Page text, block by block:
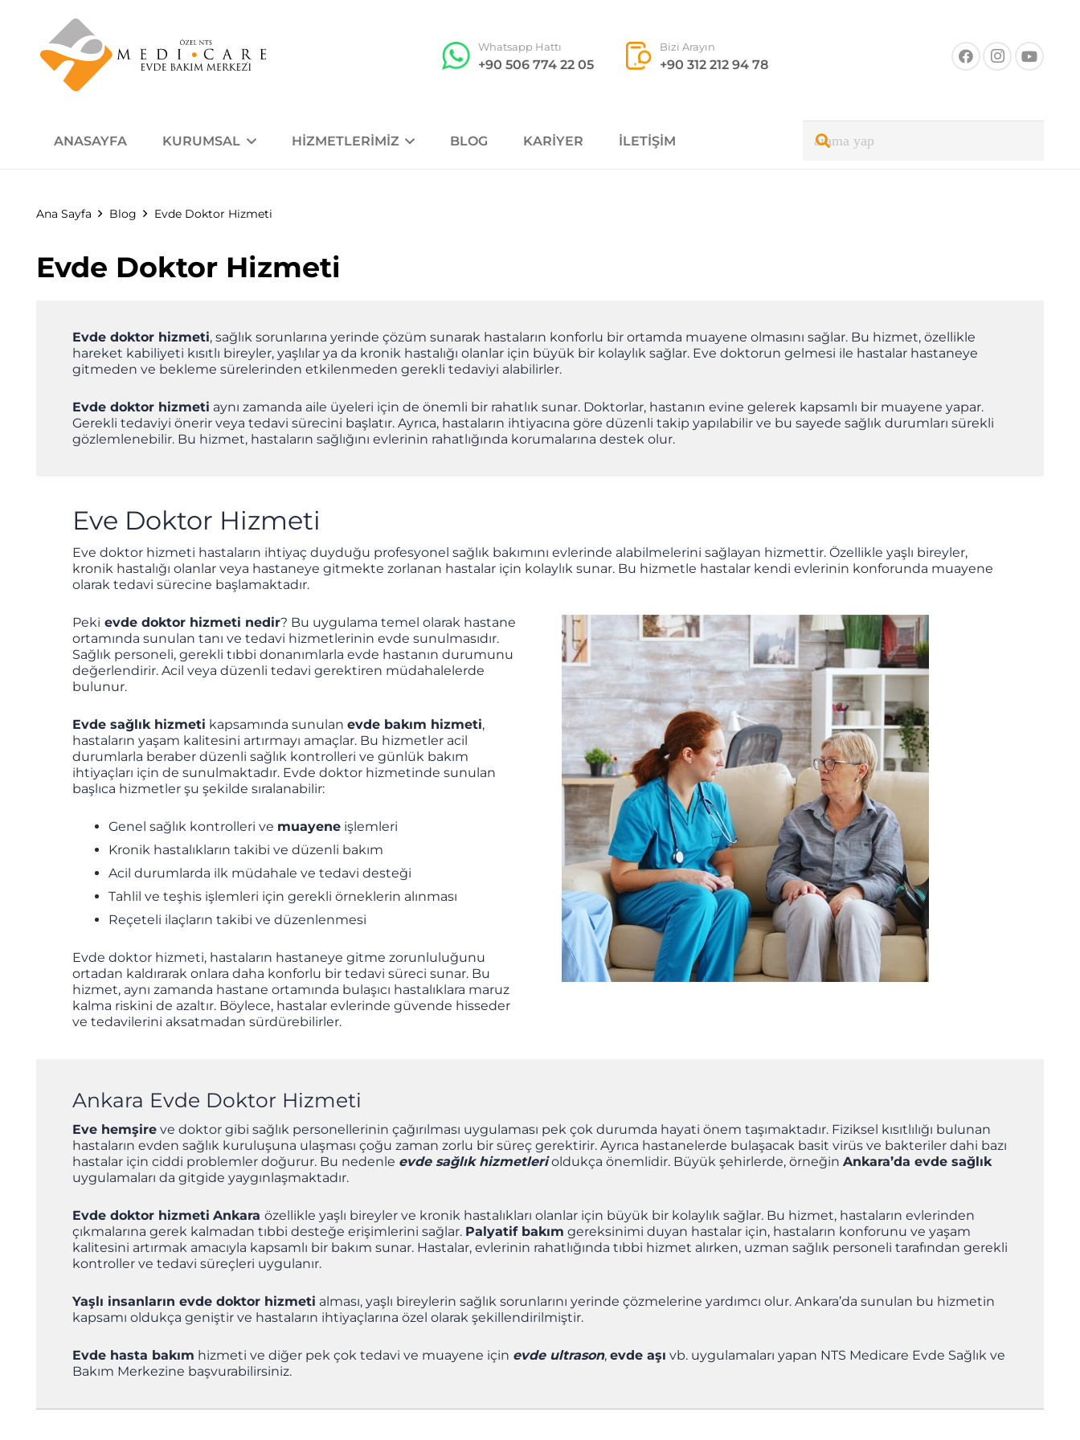
Whatsapp Hattı
+90 506 774 22 05
Bizi Arayın
+90 312 212 94 78
ANASAYFA KURUMSAL HIZMETLERIMIZ BLOG KARIYER İLETIŞIM
Ana Sayfa Blog Evde Doktor Hizmeti
Evde Doktor Hizmeti
Evde doktor hizmeti, sağlık sorunlarına yerinde çözüm sunarak hastaların konforlu bir ortamda muayene olmasını sağlar. Bu hizmet, özellikle
hareket kabiliyeti kısıtlı bireyler, yaşlılar ya da kronik hastalığı olanlar için büyük bir kolaylık sağlar. Eve doktorun gelmesi ile hastalar hastaneye
gitmeden ve bekleme sürelerinden etkilenmeden gerekli tedaviyi alabilirler.
Evde doktor hizmeti aynı zamanda aile üyeleri için de önemli bir rahatlık sunar. Doktorlar, hastanın evine gelerek kapsamlı bir muayene yapar.
Gerekli tedaviyi önerir veya tedavi sürecini başlatır. Ayrıca, hastaların ihtiyacına göre düzenli takip yapılabilir ve bu sayede sağlık durumları sürekli
gözlemlenebilir. Bu hizmet, hastaların sağlığını evlerinin rahatlığında korumalarına destek olur.
Eve Doktor Hizmeti
Eve doktor hizmeti hastaların ihtiyaç duyduğu profesyonel sağlık bakımını evlerinde alabilmelerini sağlayan hizmettir. Özellikle yaşlı bireyler,
kronik hastalığı olanlar veya hastaneye gitmekte zorlanan hastalar için kolaylık sunar. Bu hizmetle hastalar kendi evlerinin konforunda muayene
olarak tedavi sürecine başlamaktadır.
Peki evde doktor hizmeti nedir? Bu uygulama temel olarak hastane
ortamında sunulan tanı ve tedavi hizmetlerinin evde sunulmasıdır.
Sağlık personeli, gerekli tıbbi donanımlarla evde hastanın durumunu
değerlendirir. Acil veya düzenli tedavi gerektiren müdahalelerde
bulunur.
Evde sağlık hizmeti kapsamında sunulan evde bakım hizmeti,
hastaların yaşam kalitesini artırmayı amaçlar. Bu hizmetler acil
durumlarla beraber düzenli sağlık kontrolleri ve günlük bakım
ihtiyaçları için de sunulmaktadır. Evde doktor hizmetinde sunulan
başlıca hizmetler şu şekilde sıralanabilir:
Genel sağlık kontrolleri ve muayene işlemleri
Kronik hastalıkların takibi ve düzenli bakım
Acil durumlarda ilk müdahale ve tedavi desteği
Tahlil ve teşhis işlemleri için gerekli örneklerin alınması
Reçeteli ilaçların takibi ve düzenlenmesi
Evde doktor hizmeti, hastaların hastaneye gitme zorunluluğunu
ortadan kaldırarak onlara daha konforlu bir tedavi süreci sunar. Bu
hizmet, aynı zamanda hastane ortamında bulaşıcı hastalıklara maruz
kalma riskini de azaltır. Böylece, hastalar evlerinde güvende hisseder
ve tedavilerini aksatmadan sürdürebilirler.
Ankara Evde Doktor Hizmeti
Eve hemşire ve doktor gibi sağlık personellerinin çağırılması uygulaması pek çok durumda hayati önem taşımaktadır. Fiziksel kısıtlılığı bulunan
hastaların evden sağlık kuruluşuna ulaşması çoğu zaman zorlu bir süreç gerektirir. Ayrıca hastanelerde bulaşacak basit virüs ve bakteriler dahi bazı
hastalar için ciddi problemler doğurur. Bu nedenle evde sağlık hizmetlerioldukça önemlidir. Büyük şehirlerde, örneğin Ankara’da evde sağlık
uygulamaları da gitgide yaygınlaşmaktadır.
Evde doktor hizmeti Ankara özellikle yaşlı bireyler ve kronik hastalıkları olanlar için büyük bir kolaylık sağlar. Bu hizmet, hastaların evlerinden
çıkmalarına gerek kalmadan tıbbi desteğe erişimlerini sağlar. Palyatif bakım gereksinimi duyan hastalar için, hastaların konforunu ve yaşam
kalitesini artırmak amacıyla kapsamlı bir bakım sunar. Hastalar, evlerinin rahatlığında tıbbi hizmet alırken, uzman sağlık personeli tarafından gerekli
kontroller ve tedavi süreçleri uygulanır.
Yaşlı insanların evde doktor hizmeti alması, yaşlı bireylerin sağlık sorunlarını yerinde çözmelerine yardımcı olur. Ankara’da sunulan bu hizmetin
kapsamı oldukça geniştir ve hastaların ihtiyaçlarına özel olarak şekillendirilmiştir.
Evde hasta bakım hizmeti ve diğer pek çok tedavi ve muayene için evde ultrason, evde aşı vb. uygulamaları yapan NTS Medicare Evde Sağlık ve
Bakım Merkezine başvurabilirsiniz.